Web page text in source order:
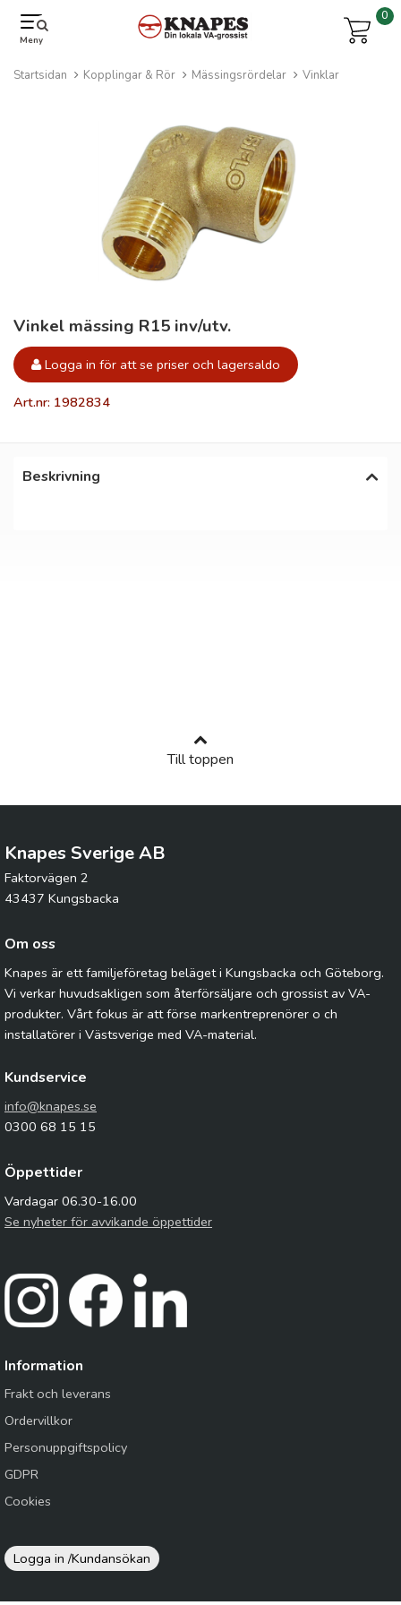
Meny
0
Startsidan Kopplingar & Rör Mässingsrördelar Vinklar
Vinkel mässing R15 inv/utv.
Logga in för att se priser och lagersaldo
Art.nr: 1982834
Beskrivning
Till toppen
Knapes Sverige AB
Faktorvägen 2
43437 Kungsbacka
Om oss
Knapes är ett familjeföretag beläget i Kungsbacka och Göteborg.
Vi verkar huvudsakligen som återförsäljare och grossist av VA-
produkter. Vårt fokus är att förse markentreprenörer o ch
installatörer i Västsverige med VA-material.
Kundservice
info@knapes.se
0300 68 15 15
Öppettider
Vardagar 06.30-16.00
Se nyheter för avvikande öppettider
Information
Frakt och leverans
Ordervillkor
Personuppgiftspolicy
GDPR
Cookies
Logga in /Kundansökan